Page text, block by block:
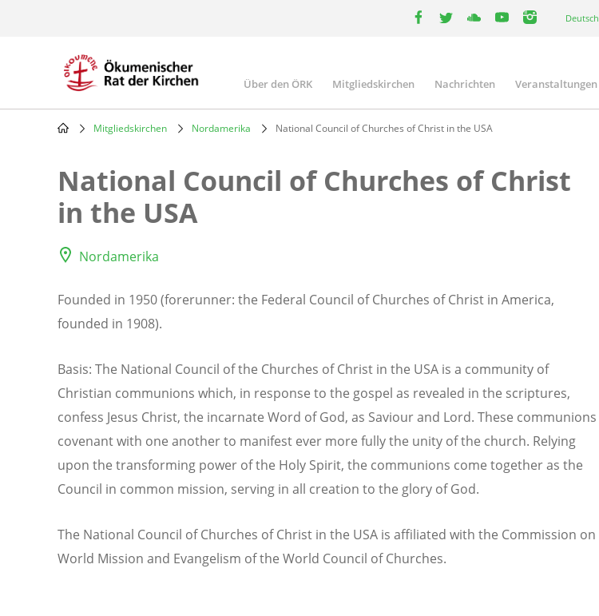
Deutsch
Main
navigation
Über den ÖRK Mitgliedskirchen Nachrichten Veranstaltungen
Mitgliedskirchen Nordamerika National Council of Churches of Christ in the USA
National Council of Churches of Christ
in the USA
Nordamerika
Founded in 1950 (forerunner: the Federal Council of Churches of Christ in America,
founded in 1908).
Basis: The National Council of the Churches of Christ in the USA is a community of
Christian communions which, in response to the gospel as revealed in the scriptures,
confess Jesus Christ, the incarnate Word of God, as Saviour and Lord. These communions
covenant with one another to manifest ever more fully the unity of the church. Relying
upon the transforming power of the Holy Spirit, the communions come together as the
Council in common mission, serving in all creation to the glory of God.
The National Council of Churches of Christ in the USA is affiliated with the Commission on
World Mission and Evangelism of the World Council of Churches.